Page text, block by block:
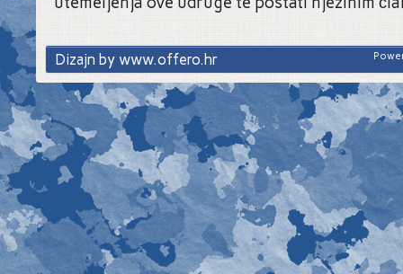
Dizajn by www.offero.hr